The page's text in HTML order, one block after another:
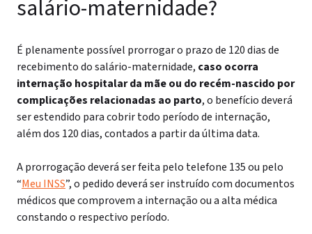
salário-maternidade?
É plenamente possível prorrogar o prazo de 120 dias de
recebimento do salário-maternidade, caso ocorra
internação hospitalar da mãe ou do recém-nascido por
complicações relacionadas ao parto, o benefício deverá
ser estendido para cobrir todo período de internação,
além dos 120 dias, contados a partir da última data.
A prorrogação deverá ser feita pelo telefone 135 ou pelo
“Meu INSS”, o pedido deverá ser instruído com documentos
médicos que comprovem a internação ou a alta médica
constando o respectivo período.